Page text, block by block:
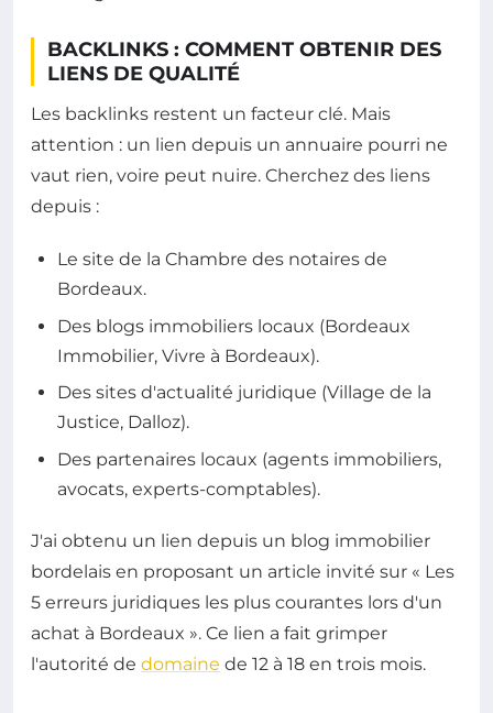
BACKLINKS : COMMENT OBTENIR DES
LIENS DE QUALITÉ
Les backlinks restent un facteur clé. Mais
attention : un lien depuis un annuaire pourri ne
vaut rien, voire peut nuire. Cherchez des liens
depuis :
Le site de la Chambre des notaires de
Bordeaux.
Des blogs immobiliers locaux (Bordeaux
Immobilier, Vivre à Bordeaux).
Des sites d'actualité juridique (Village de la
Justice, Dalloz).
Des partenaires locaux (agents immobiliers,
avocats, experts-comptables).
J'ai obtenu un lien depuis un blog immobilier
bordelais en proposant un article invité sur « Les
5 erreurs juridiques les plus courantes lors d'un
achat à Bordeaux ». Ce lien a fait grimper
l'autorité de domaine de 12 à 18 en trois mois.